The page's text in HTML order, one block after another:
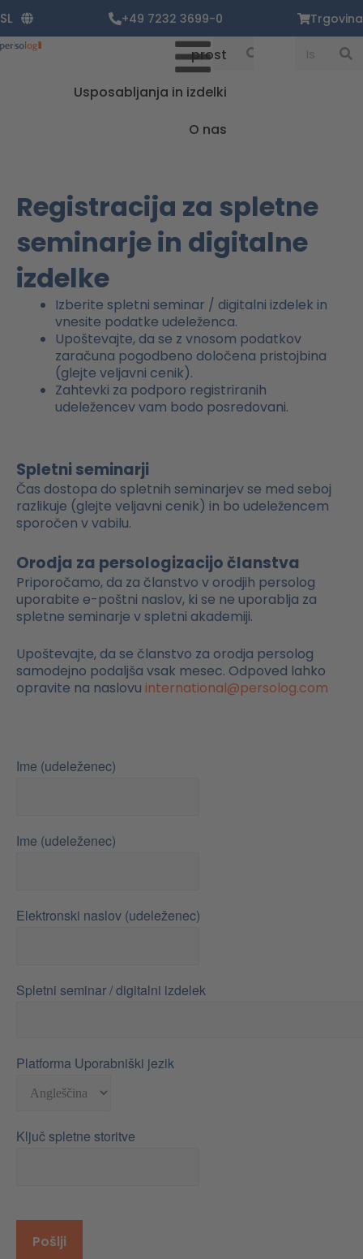
Inhalt
springen
SL +49 7232 3699-0 Trgovina
prost
Usposabljanja in izdelki
O nas
Suche
Registracija za spletne
seminarje in digitalne
izdelke
Izberite spletni seminar / digitalni izdelek in
vnesite podatke udeleženca.
Upoštevajte, da se z vnosom podatkov
zaračuna pogodbeno določena pristojbina
(glejte veljavni cenik).
Zahtevki za podporo registriranih
udeležencev vam bodo posredovani.
Spletni seminarji
Čas dostopa do spletnih seminarjev se med seboj
razlikuje (glejte veljavni cenik) in bo udeležencem
sporočen v vabilu.
Orodja za persologizacijo članstva
Priporočamo, da za članstvo v orodjih persolog
uporabite e-poštni naslov, ki se ne uporablja za
spletne seminarje v spletni akademiji.
Upoštevajte, da se članstvo za orodja persolog
samodejno podaljša vsak mesec. Odpoved lahko
opravite na naslovu international@persolog.com
Ime (udeleženec)
Ime (udeleženec)
Elektronski naslov (udeleženec)
Spletni seminar / digitalni izdelek
Platforma Uporabniški jezik
Ključ spletne storitve